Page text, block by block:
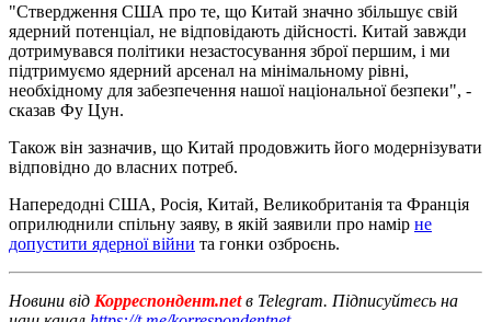
"Ствердження США про те, що Китай значно збільшує свій
ядерний потенціал, не відповідають дійсності. Китай завжди
дотримувався політики незастосування зброї першим, і ми
підтримуємо ядерний арсенал на мінімальному рівні,
необхідному для забезпечення нашої національної безпеки", -
сказав Фу Цун.
Також він зазначив, що Китай продовжить його модернізувати
відповідно до власних потреб.
Напередодні США, Росія, Китай, Великобританія та Франція
оприлюднили спільну заяву, в якій заявили про намір не
допустити ядерної війни та гонки озброєнь.
Новини від Корреспондент.netв Telegram. Підписуйтесь на